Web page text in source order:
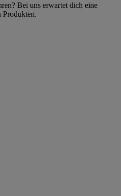
Bei uns erwartet dich eine
Produkten.